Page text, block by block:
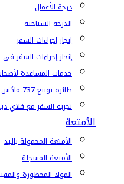
درجة الأعمال
الدرجة السياحية
إنجاز إجراءات السفر
إنجاز إجراءات السفر في
خدمات المساعدة
طائرة بوينغ 737 ماكس
تجربة السفر مع فلاي
الأمتعة
الأمتعة المحمولة باليد
الأمتعة المسجلة
المواد المحظورة